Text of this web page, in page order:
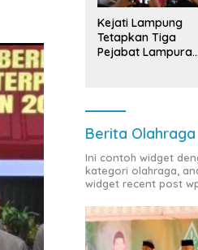
Kejati Lampung
Tetapkan Tiga
Pejabat Lampura
Berita Olahraga
Ini contoh widget
kategori olahraga,
widget recent post